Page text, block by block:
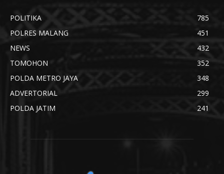
POLITIKA
785
POLRES MALANG
451
NEWS
432
TOMOHON
352
POLDA METRO JAYA
348
ADVERTORIAL
299
POLDA JATIM
241